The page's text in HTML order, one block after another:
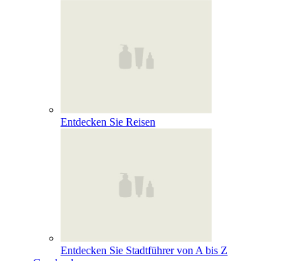
Entdecken Sie Reisen
Entdecken Sie Stadtführer von A bis Z